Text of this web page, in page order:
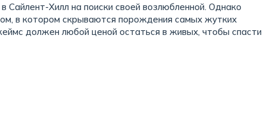
Хилл на поиски своей возлюбленной. Однако
в котором скрываются порождения самых жутких
должен любой ценой остаться в живых, чтобы спасти